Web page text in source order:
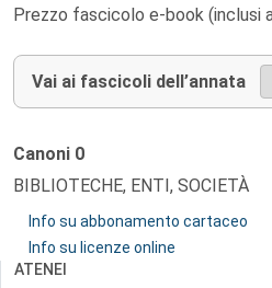
Prezzo fascicolo e-book (inclusi
Vai ai fascicoli dell’annata
Canoni 0
BIBLIOTECHE, ENTI, SOCIETÀ
Info su abbonamento cartaceo
Info su licenze online
ATENEI